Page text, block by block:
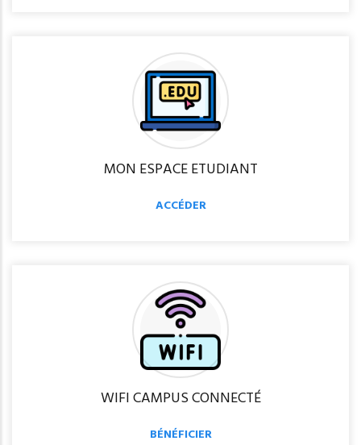
MON ESPACE ETUDIANT
ACCÉDER
WIFI CAMPUS CONNECTÉ
BÉNÉFICIER